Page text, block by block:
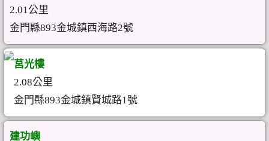
2.01公里
金門縣893金城鎮西海路2號
莒光樓
2.08公里
金門縣893金城鎮賢城路1號
建功嶼